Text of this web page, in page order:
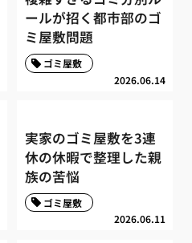
ールが招く都市部のゴ
ミ屋敷問題
2026.06.14
ゴミ屋敷
実家のゴミ屋敷を3連
休の休暇で整理した親
族の苦悩
2026.06.11
ゴミ屋敷